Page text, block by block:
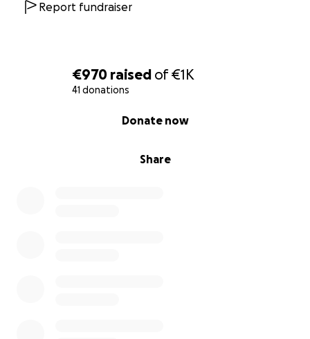
€970 raised of€1K
41 donations
Share
Donate now
Report fundraiser